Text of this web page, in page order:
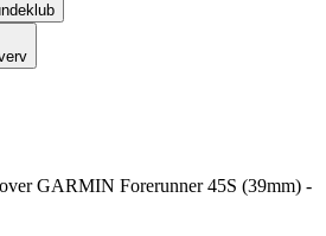
GARMIN Forerunner 45S (39mm) -